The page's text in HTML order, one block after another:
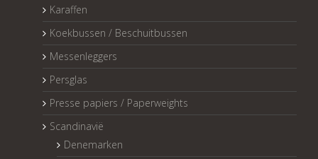
Karaffen
Koekbussen / Beschuitbussen
Messenleggers
Persglas
Presse papiers / Paperweights
Scandinavië
Denemarken